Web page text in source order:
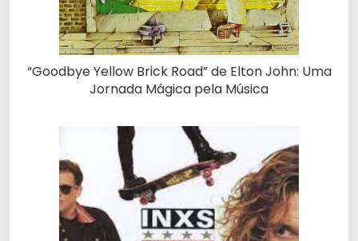
“Goodbye Yellow Brick Road” de Elton John: Uma
Jornada Mágica pela Música